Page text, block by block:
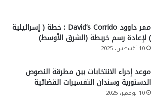
ممر داوود David’s Corrido : خطة ( إسرائيلية
) لإعادة رسم خريطة (الشرق الأوسط)
10 أغسطس، 2025
موعد إجراء الانتخابات بين مطرقة النصوص
الدستورية وسندان التفسيرات القضائية
10 نوفمبر، 2025